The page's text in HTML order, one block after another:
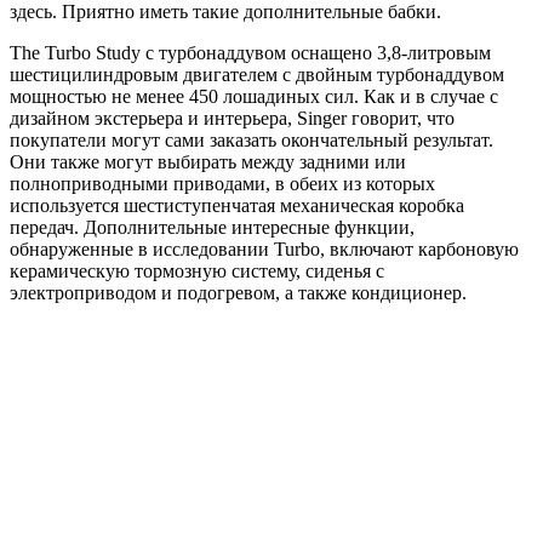
здесь. Приятно иметь такие дополнительные бабки.
The Turbo Study с турбонаддувом оснащено 3,8-литровым
шестицилиндровым двигателем с двойным турбонаддувом
мощностью не менее 450 лошадиных сил. Как и в случае с
дизайном экстерьера и интерьера, Singer говорит, что
покупатели могут сами заказать окончательный результат.
Они также могут выбирать между задними или
полноприводными приводами, в обеих из которых
используется шестиступенчатая механическая коробка
передач. Дополнительные интересные функции,
обнаруженные в исследовании Turbo, включают карбоновую
керамическую тормозную систему, сиденья с
электроприводом и подогревом, а также кондиционер.